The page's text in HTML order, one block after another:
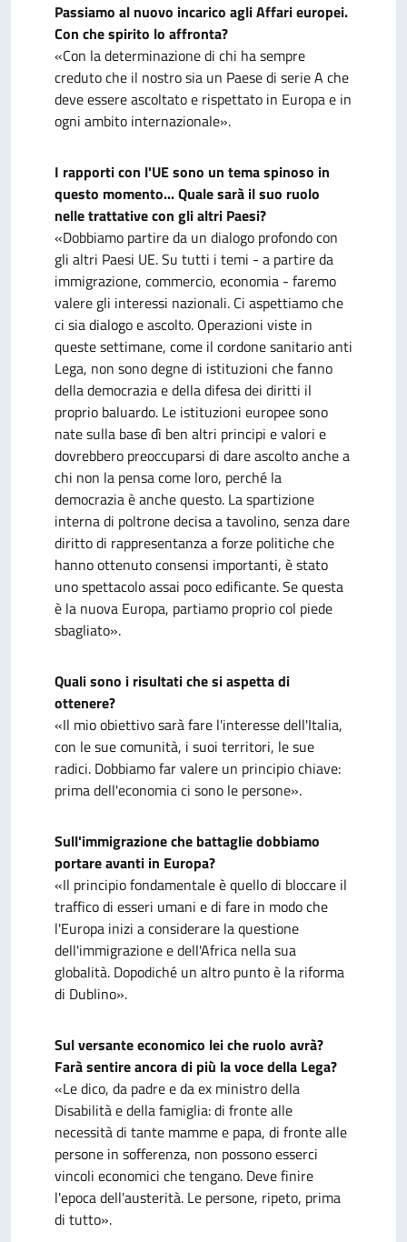
Passiamo al nuovo incarico agli Affari europei.
Con che spirito lo affronta?
«Con la determinazione di chi ha sempre
creduto che il nostro sia un Paese di serie A che
deve essere ascoltato e rispettato in Europa e in
ogni ambito internazionale».
I rapporti con l'UE sono un tema spinoso in
questo momento... Quale sarà il suo ruolo
nelle trattative con gli altri Paesi?
«Dobbiamo partire da un dialogo profondo con
gli altri Paesi UE. Su tutti i temi - a partire da
immigrazione, commercio, economia - faremo
valere gli interessi nazionali. Ci aspettiamo che
ci sia dialogo e ascolto. Operazioni viste in
queste settimane, come il cordone sanitario anti
Lega, non sono degne di istituzioni che fanno
della democrazia e della difesa dei diritti il
proprio baluardo. Le istituzioni europee sono
nate sulla base dì ben altri principi e valori e
dovrebbero preoccuparsi di dare ascolto anche a
chi non la pensa come loro, perché la
democrazia è anche questo. La spartizione
interna di poltrone decisa a tavolino, senza dare
diritto di rappresentanza a forze politiche che
hanno ottenuto consensi importanti, è stato
uno spettacolo assai poco edificante. Se questa
è la nuova Europa, partiamo proprio col piede
sbagliato».
Quali sono i risultati che si aspetta di
ottenere?
«Il mio obiettivo sarà fare l'interesse dell'Italia,
con le sue comunità, i suoi territori, le sue
radici. Dobbiamo far valere un principio chiave:
prima dell'economia ci sono le persone».
Sull'immigrazione che battaglie dobbiamo
portare avanti in Europa?
«Il principio fondamentale è quello di bloccare il
traffico di esseri umani e di fare in modo che
l'Europa inizi a considerare la questione
dell'immigrazione e dell'Africa nella sua
globalità. Dopodiché un altro punto è la riforma
di Dublino».
Sul versante economico lei che ruolo avrà?
Farà sentire ancora di più la voce della Lega?
«Le dico, da padre e da ex ministro della
Disabilità e della famiglia: di fronte alle
necessità di tante mamme e papa, di fronte alle
persone in sofferenza, non possono esserci
vincoli economici che tengano. Deve finire
l'epoca dell'austerità. Le persone, ripeto, prima
di tutto».